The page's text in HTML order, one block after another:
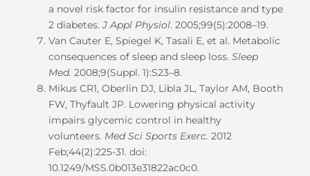
a novel risk factor for insulin resistance and type
2 diabetes.J Appl Physiol. 2005;99(5):2008–19.
Van Cauter E, Spiegel K, Tasali E, et al. Metabolic
consequences of sleep and sleep loss. Sleep
Med. 2008;9(Suppl. 1):S23–8.
Mikus CR1, Oberlin DJ, Libla JL, Taylor AM, Booth
FW, Thyfault JP. Lowering physical activity
impairs glycemic control in healthy
volunteers. Med Sci Sports Exerc. 2012
Feb;44(2):225-31. doi:
10.1249/MSS.0b013e31822ac0c0.